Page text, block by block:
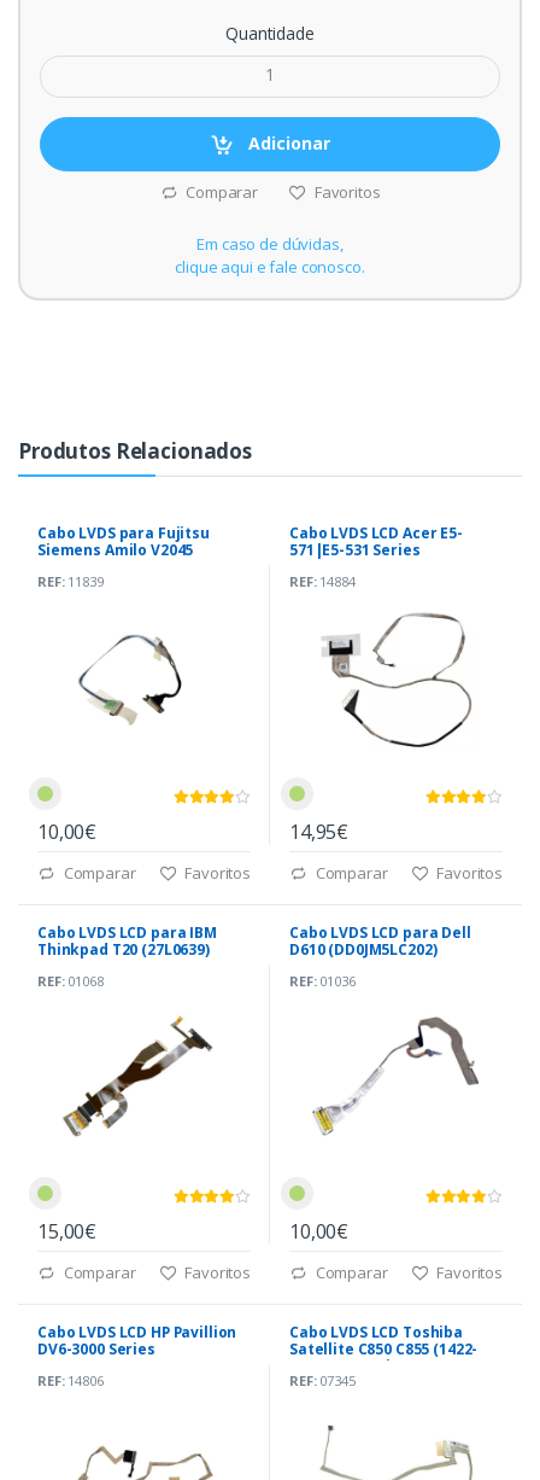
Quantidade
Adicionar
Comparar Favoritos
Em caso de dúvidas,
clique aqui e fale conosco.
Produtos Relacionados
Cabo LVDS para Fujitsu
Siemens Amilo V2045
REF:11839
10,00€
Comparar Favoritos
Cabo LVDS LCD Acer E5-
571|E5-531 Series
REF:14884
14,95€
Comparar Favoritos
Cabo LVDS LCD para IBM
Thinkpad T20 (27L0639)
REF:01068
15,00€
Comparar Favoritos
Cabo LVDS LCD para Dell
D610 (DD0JM5LC202)
REF:01036
10,00€
Comparar Favoritos
Cabo LVDS LCD HP Pavillion
DV6-3000 Series
REF:14806
Cabo LVDS LCD Toshiba
Satellite C850 C855 (1422-
018H000) 40 Pin
REF:07345